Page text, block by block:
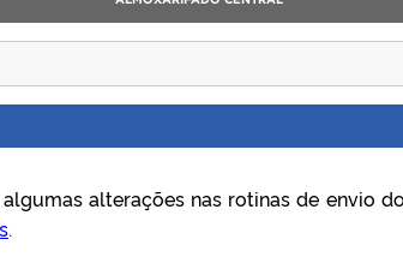
alterações nas rotinas de envio
.